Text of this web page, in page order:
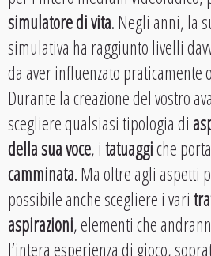
simulatore di vita. Negli anni, la
simulativa ha raggiunto livelli
da aver influenzato praticamente
Durante la creazione del vostro
scegliere qualsiasi tipologia di
della sua voce, itatuaggiche
camminata. Ma oltre agli aspetti
possibile anche scegliere i vari
aspirazioni, elementi che
l’intera esperienza di gioco,